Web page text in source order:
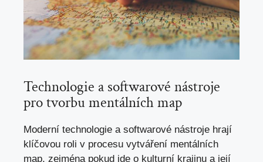
Technologie a softwarové nástroje
pro tvorbu mentálních map
Moderní technologie a softwarové nástroje hrají
klíčovou roli v procesu vytváření mentálních
map, zejména pokud jde o kulturní krajinu a její